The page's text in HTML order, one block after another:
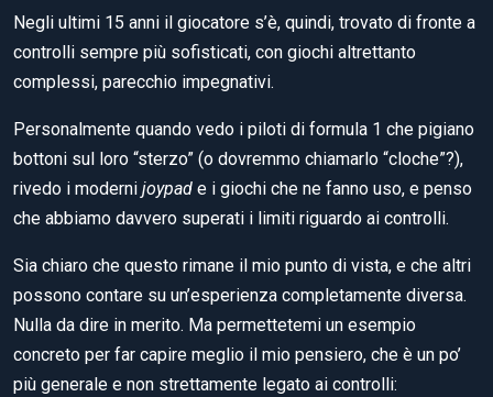
Negli ultimi 15 anni il giocatore s’è, quindi, trovato di fronte a
controlli sempre più sofisticati, con giochi altrettanto
complessi, parecchio impegnativi.
Personalmente quando vedo i piloti di formula 1 che pigiano
bottoni sul loro “sterzo” (o dovremmo chiamarlo “cloche”?),
rivedo i moderni joypad e i giochi che ne fanno uso, e penso
che abbiamo davvero superati i limiti riguardo ai controlli.
Sia chiaro che questo rimane il mio punto di vista, e che altri
possono contare su un’esperienza completamente diversa.
Nulla da dire in merito. Ma permettetemi un esempio
concreto per far capire meglio il mio pensiero, che è un po’
più generale e non strettamente legato ai controlli: